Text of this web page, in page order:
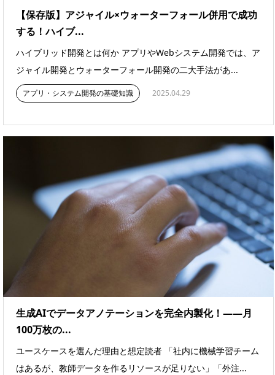
【保存版】アジャイル×ウォーターフォール併用で成功
する！ハイブ...
ハイブリッド開発とは何か アプリやWebシステム開発では、ア
ジャイル開発とウォーターフォール開発の二大手法があ...
アプリ・システム開発の基礎知識 2025.04.29
生成AIでデータアノテーションを完全内製化！――月
100万枚の...
ユースケースを選んだ理由と想定読者 「社内に機械学習チーム
はあるが、教師データを作るリソースが足りない」「外注...